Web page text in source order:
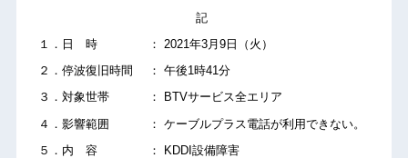
記
１．日 時 ： 2021年3月9日（火）
２．停波復旧時間 ： 午後1時41分
３．対象世帯 ： BTVサービス全エリア
４．影響範囲 ： ケーブルプラス電話が利用できない。
５．内 容 ： KDDI設備障害